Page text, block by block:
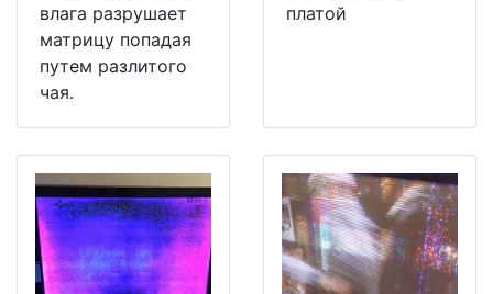
влага разрушает
матрицу попадая
путем разлитого
чая.
платой